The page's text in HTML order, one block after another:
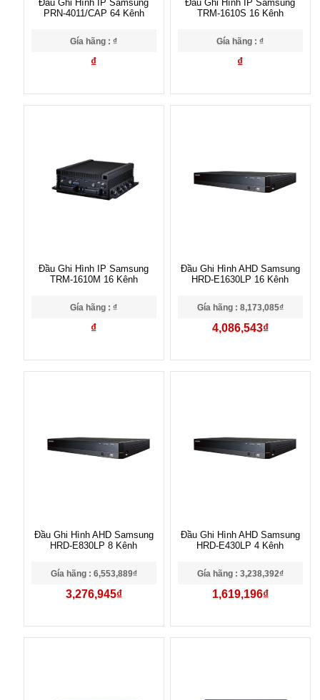
Đầu Ghi Hình IP Samsung
PRN-4011/CAP 64 Kênh
Gía hãng : ₫
₫
Đầu Ghi Hình IP Samsung
TRM-1610S 16 Kênh
Gía hãng : ₫
₫
Đầu Ghi Hình IP Samsung
TRM-1610M 16 Kênh
Gía hãng : ₫
₫
Đầu Ghi Hình AHD Samsung
HRD-E1630LP 16 Kênh
Gía hãng : 8,173,085₫
4,086,543₫
Đầu Ghi Hình AHD Samsung
HRD-E830LP 8 Kênh
Gía hãng : 6,553,889₫
3,276,945₫
Đầu Ghi Hình AHD Samsung
HRD-E430LP 4 Kênh
Gía hãng : 3,238,392₫
1,619,196₫